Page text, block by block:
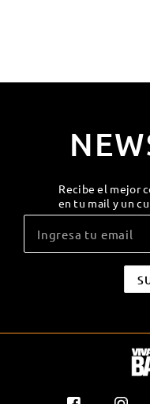
Recibe el mejor
en tu mail y un